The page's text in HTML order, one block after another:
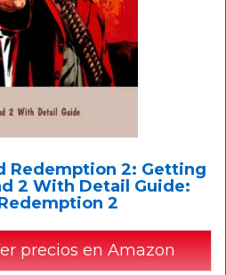
Redemption 2: Getting
2 With Detail Guide:
2
precios en Amazon